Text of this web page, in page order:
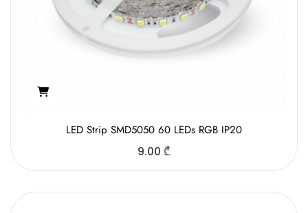
LED Strip SMD5050 60 LEDs RGB IP20
9.00 ₾